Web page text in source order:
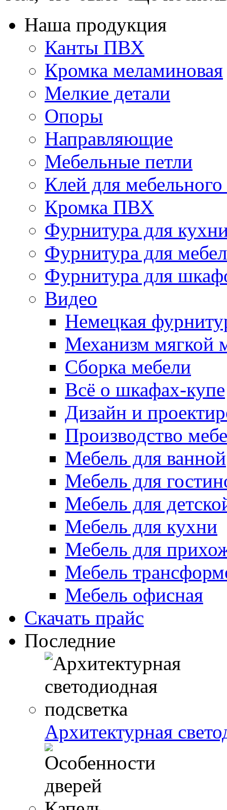
Наша продукция
Канты ПВХ
Кромка меламиновая
Мелкие детали
Опоры
Направляющие
Мебельные петли
Клей для мебельного
Кромка ПВХ
Фурнитура для
Фурнитура для
Фурнитура для
Видео
Немецкая
Механизм мягкой
Сборка мебели
Всё о шкафах-купе
Дизайн и
Производство
Мебель для ванной
Мебель для
Мебель для
Мебель для кухни
Мебель для
Мебель
Мебель офисная
Скачать прайс
Последние
Архитектурная